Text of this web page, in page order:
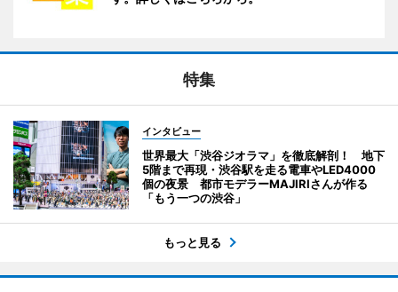
特集
インタビュー
世界最大「渋谷ジオラマ」を徹底解剖！ 地下
5階まで再現・渋谷駅を走る電車やLED4000
個の夜景 都市モデラーMAJIRIさんが作る
「もう一つの渋谷」
もっと見る